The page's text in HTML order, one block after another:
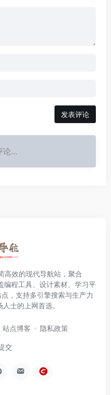
发表评论
论...
效的现代导航站，聚合
程工具、设计素材、学习平
，支持多引擎搜索与生产力
士的上网首选。
站点博客 隐私政策
交